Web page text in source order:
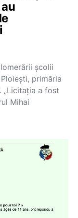
școlii
primăria
„Licitaţia a fost
Mihai